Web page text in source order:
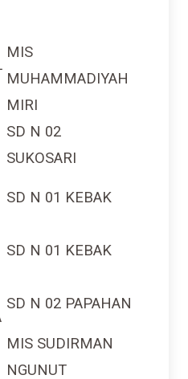
MIS
MUHAMMADIYAH
MIRI
SD N 02
SUKOSARI
SD N 01 KEBAK
SD N 01 KEBAK
SD N 02 PAPAHAN
MIS SUDIRMAN
NGUNUT